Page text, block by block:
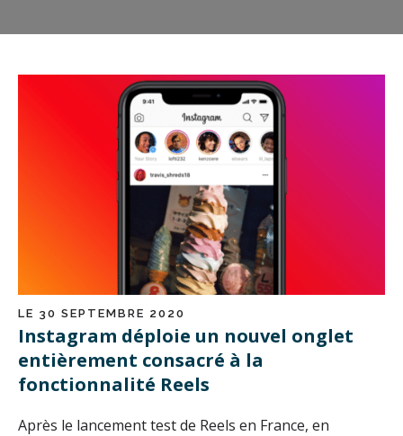
LE 30 SEPTEMBRE 2020
Instagram déploie un nouvel onglet
entièrement consacré à la
fonctionnalité Reels
Après le lancement test de Reels en France, en